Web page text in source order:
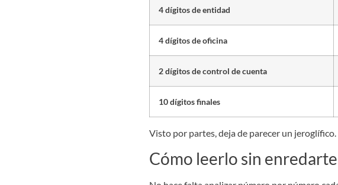
4 dígitos de entidad
4 dígitos de oficina
2 dígitos de control de cuenta
10 dígitos finales
Visto por partes, deja de parecer un jeroglífico.
Cómo leerlo sin enredarte